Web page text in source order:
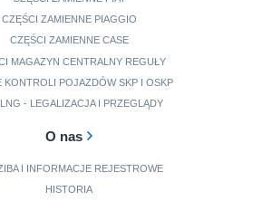
CZĘŚCI ZAMIENNE PIAGGIO
CZĘŚCI ZAMIENNE CASE
MAGAZYN CENTRALNY REGUŁY
KONTROLI POJAZDÓW SKP I OSKP
- LEGALIZACJA I PRZEGLĄDY
O nas
I INFORMACJE REJESTROWE
HISTORIA